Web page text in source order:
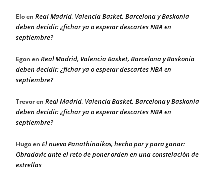
Eloen Real Madrid, Valencia Basket, Barcelona y Baskonia
deben decidir: ¿fichar ya o esperar descartes NBA en
septiembre?
Egon en Real Madrid, Valencia Basket, Barcelona y Baskonia
deben decidir: ¿fichar ya o esperar descartes NBA en
septiembre?
Trevoren Real Madrid, Valencia Basket, Barcelona y Baskonia
deben decidir: ¿fichar ya o esperar descartes NBA en
septiembre?
Hugoen El nuevo Panathinaikos, hecho por y para ganar:
Obradovic ante el reto de poner orden en una constelación de
estrellas